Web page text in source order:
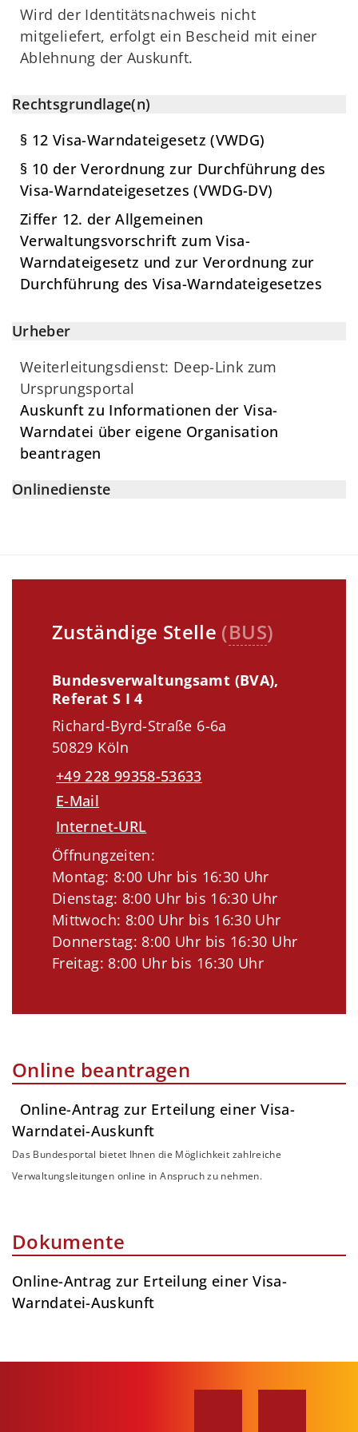
Wird der Identitätsnachweis nicht
mitgeliefert, erfolgt ein Bescheid mit einer
Ablehnung der Auskunft.
Rechtsgrundlage(n)
§ 12 Visa-Warndateigesetz (VWDG)
§ 10 der Verordnung zur Durchführung des
Visa-Warndateigesetzes (VWDG-DV)
Ziffer 12. der Allgemeinen
Verwaltungsvorschrift zum Visa-
Warndateigesetz und zur Verordnung zur
Durchführung des Visa-Warndateigesetzes
Urheber
Weiterleitungsdienst: Deep-Link zum
Ursprungsportal
Auskunft zu Informationen der Visa-
Warndatei über eigene Organisation
beantragen
Onlinedienste
Zuständige Stelle (BUS)
Bundesverwaltungsamt (BVA),
Referat S I 4
Richard-Byrd-Straße 6-6a
50829 Köln
+49 228 99358-53633
E-Mail
Internet-URL
Öffnungzeiten:
Montag: 8:00 Uhr bis 16:30 Uhr
Dienstag: 8:00 Uhr bis 16:30 Uhr
Mittwoch: 8:00 Uhr bis 16:30 Uhr
Donnerstag: 8:00 Uhr bis 16:30 Uhr
Freitag: 8:00 Uhr bis 16:30 Uhr
Online beantragen
Online-Antrag zur Erteilung einer Visa-
Warndatei-Auskunft
Das Bundesportal bietet Ihnen die Möglichkeit zahlreiche
Verwaltungsleitungen online in Anspruch zu nehmen.
Dokumente
Online-Antrag zur Erteilung einer Visa-
Warndatei-Auskunft